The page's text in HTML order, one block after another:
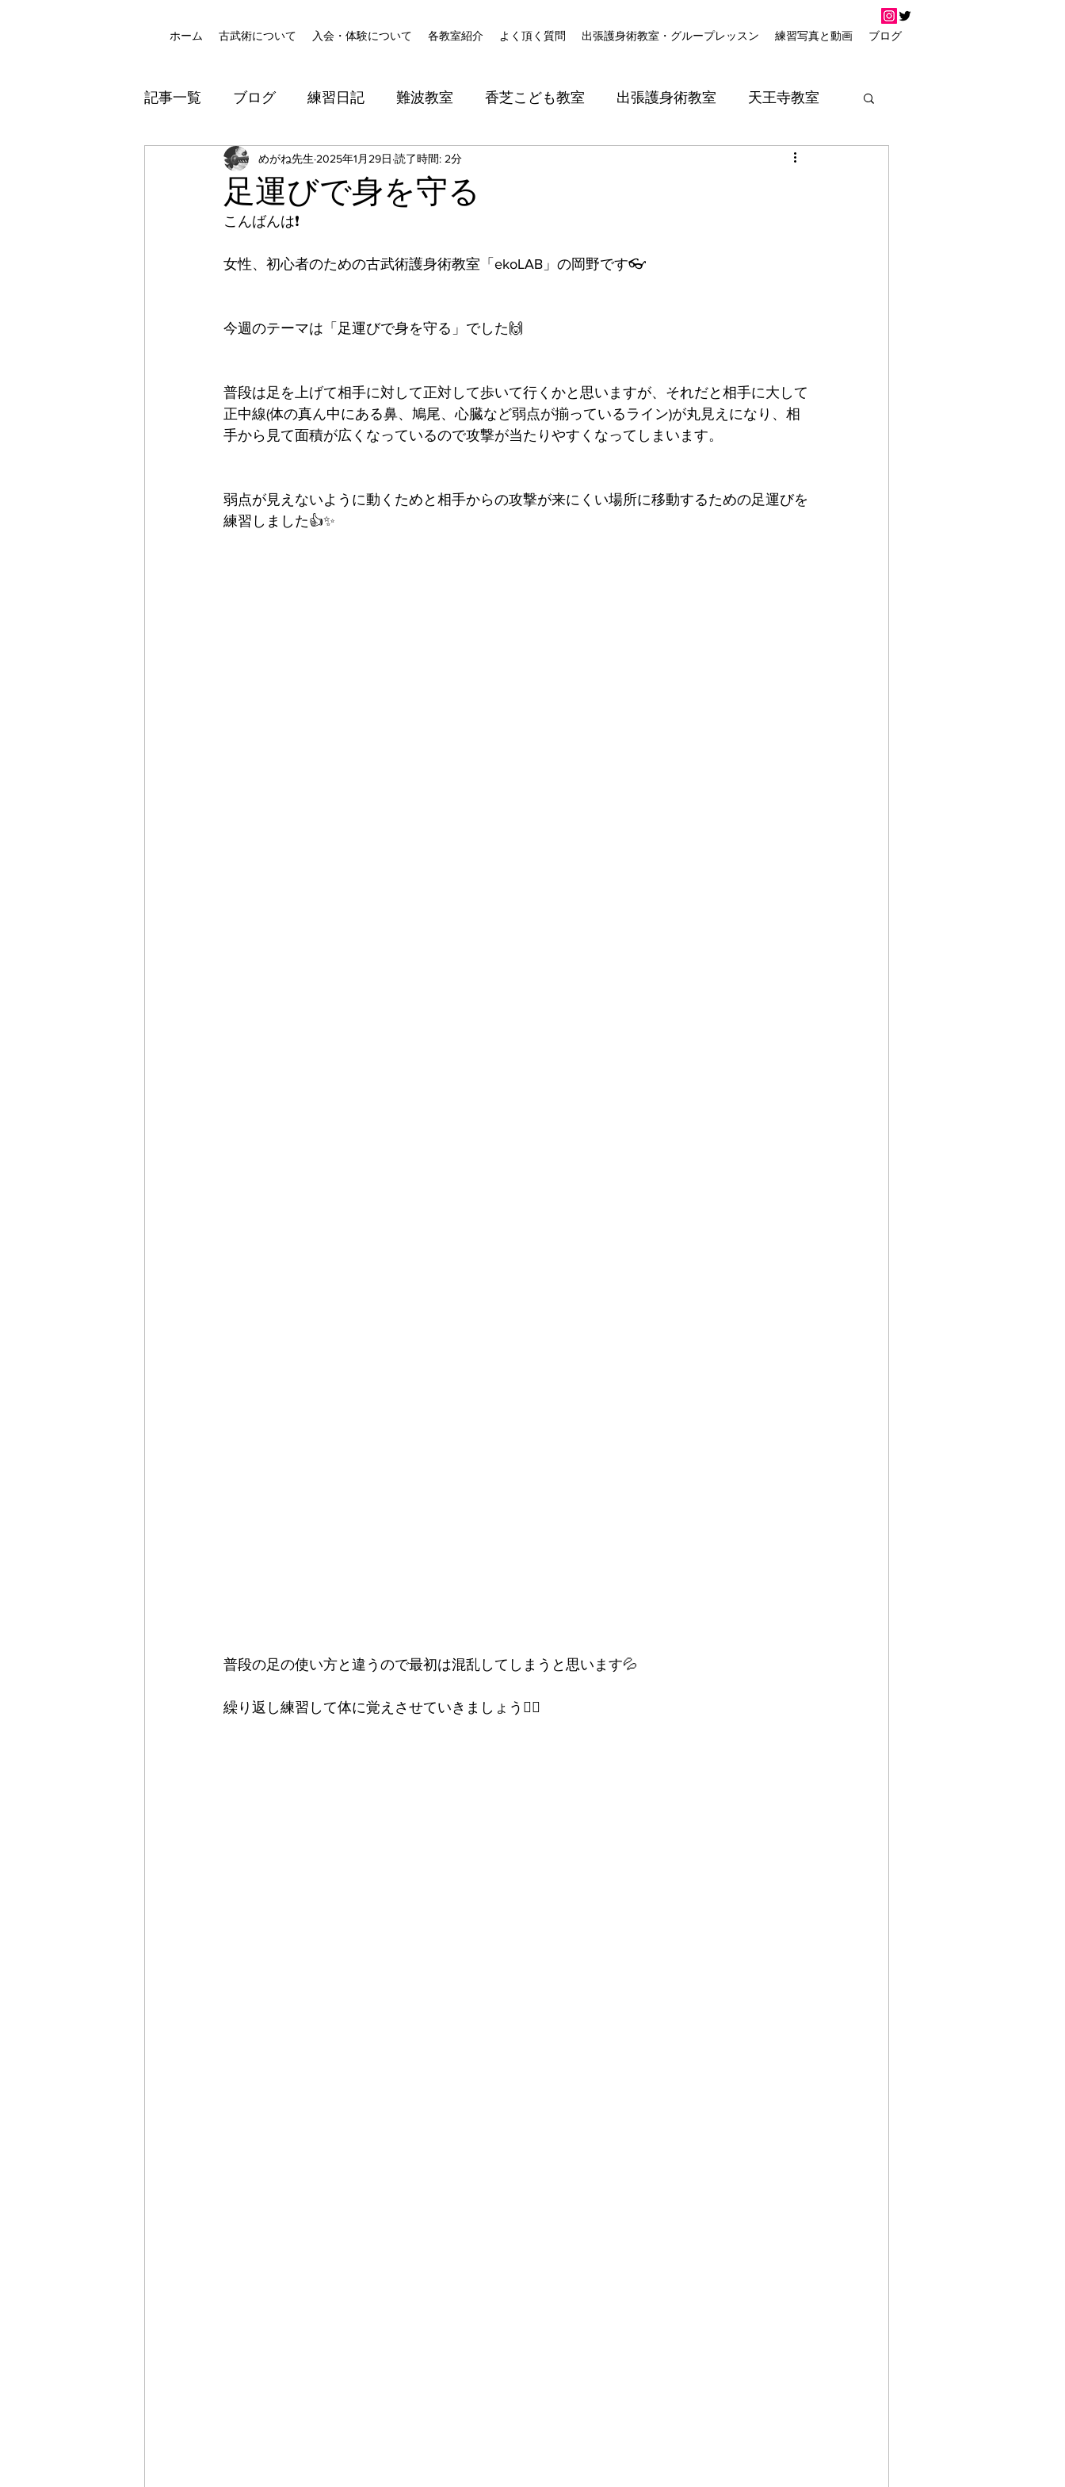
ホーム 古武術について 入会・体験について 各教室紹介 よく頂く質問 出張護身術教室・グループレッスン 練習写真と動画 ブログ
記事一覧 ブログ 練習日記 難波教室 香芝こども教室 出張護身術教室 天王寺教室
八尾道場 防犯
足運びで身を守る
めがね先生 2025年1月29日 読了時間: 2分
こんばんは❗️
女性、初心者のための古武術護身術教室「ekoLAB」の岡野です👓
今週のテーマは「足運びで身を守る」でした🙌
普段は足を上げて相手に対して正対して歩いて行くかと思いますが、それだと相手に大して
正中線(体の真ん中にある鼻、鳩尾、心臓など弱点が揃っているライン)が丸見えになり、相
手から見て面積が広くなっているので攻撃が当たりやすくなってしまいます。
弱点が見えないように動くためと相手からの攻撃が来にくい場所に移動するための足運びを
練習しました👍✨
普段の足の使い方と違うので最初は混乱してしまうと思います💦
繰り返し練習して体に覚えさせていきましょう🙆‍♀️